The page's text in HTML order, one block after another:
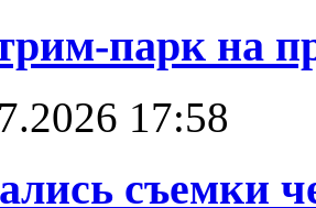
парк на
17:58
съемки